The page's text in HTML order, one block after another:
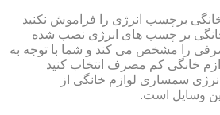
برچسب انرژی را فراموش نکنید
بر چسب های انرژی نصب شده
را مشخص می کند و شما با توجه به
خانگی کم مصرف انتخاب کنید
سمساری لوازم خانگی از
وسایل است.